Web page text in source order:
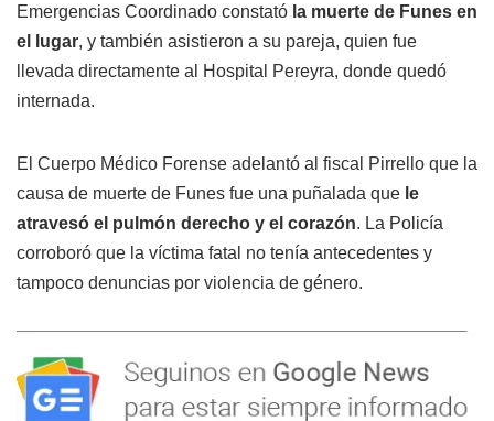
Emergencias Coordinado constató la muerte de Funes en
el lugar, y también asistieron a su pareja, quien fue
llevada directamente al Hospital Pereyra, donde quedó
internada.
El Cuerpo Médico Forense adelantó al fiscal Pirrello que la
causa de muerte de Funes fue una puñalada que le
atravesó el pulmón derecho y el corazón. La Policía
corroboró que la víctima fatal no tenía antecedentes y
tampoco denuncias por violencia de género.